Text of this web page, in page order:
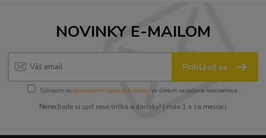
NOVINKY E-MAILOM
Prihlásiť sa
Súhlasím sospracovaním osobných údajov za účelom zasielania newslettera.
Nenechajte si ujsť nové tričká a darčeky! ( max.1 x za mesiac)